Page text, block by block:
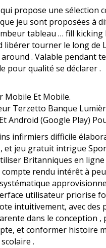
propose une sélection
jeu sont proposées à
tableau … fill
libérer tourner le long
. Valable pendant
pour qualité se déclarer .
Mobile Et Mobile.
Terzetto Banque
(Google Play)
infirmiers difficile
jeu gratuit intrigue
Britanniques en
rendu intérêt à
utilisateur priorise
intuitivement, avec
dans le conception ,
et conformer histoire
.